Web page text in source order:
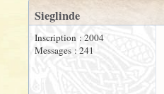
Sieglinde
Inscription : 2004
Messages : 241